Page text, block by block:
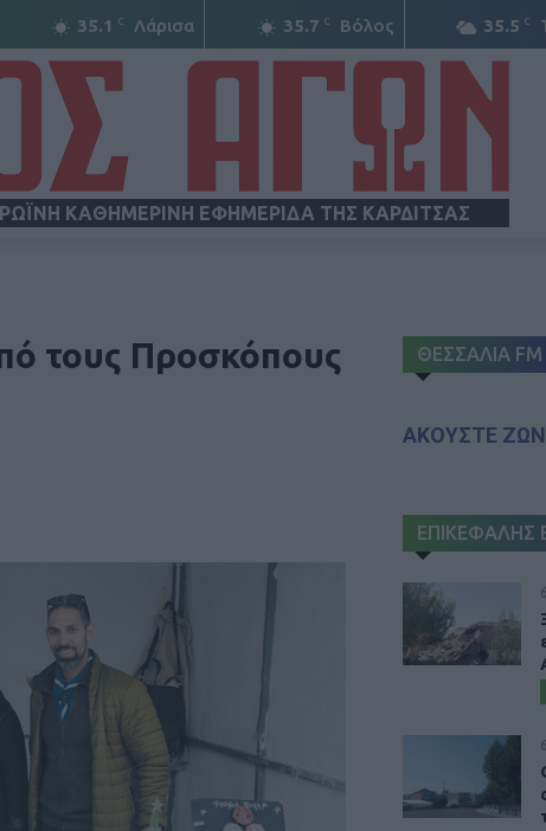
35.1 C Λάρισα 35.7 C Βόλος 35.5 C
ΚΑΘΗΜΕΡΙΝΗ ΕΦΗΜΕΡΙΔΑ ΤΗΣ ΚΑΡΔΙΤΣΑΣ
τους Προσκόπους ΘΕΣΣΑΛΙΑ FM
ΑΚΟΥΣΤΕ
ΕΠΙΚΕΦΑΛΗΣ